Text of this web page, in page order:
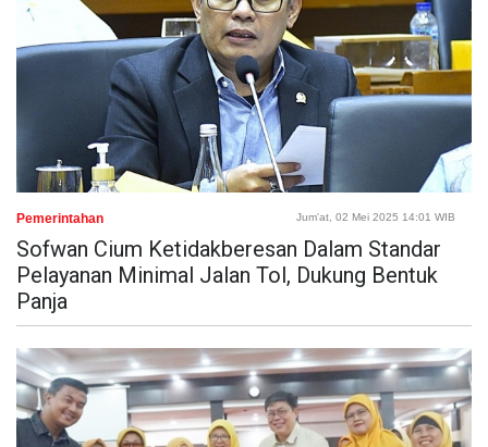
Pemerintahan Jum'at, 02 Mei 2025 14:01 WIB
Sofwan Cium Ketidakberesan Dalam Standar
Pelayanan Minimal Jalan Tol, Dukung Bentuk
Panja